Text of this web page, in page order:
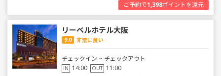
ご予約で1,398ポイントを還元
リーベルホテル大阪
9.0 非常に良い
チェックイン ~ チェックアウト
IN 14:00 OUT 11:00